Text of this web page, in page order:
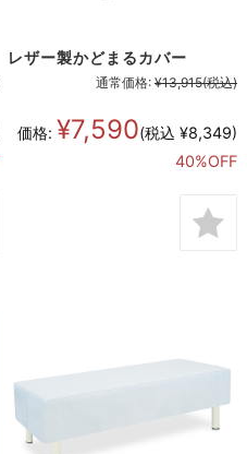
レザー製かどまるカバー
通常価格: ¥13,915(税込)
価格: ¥7,590(税込 ¥8,349)
40%OFF